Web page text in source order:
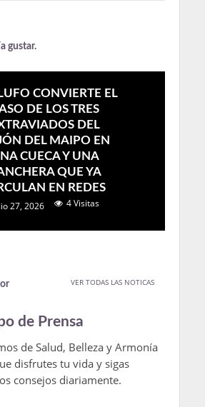
gustar.
CONVIERTE EL
DE LOS TRES
DEL
DEL MAIPO EN
CUECA Y UNA
QUE YA
EN REDES
27, 2026 4 Visitas
VER TODAS LAS NOTICAS
de Prensa
de Salud, Belleza y Armonía
disfrutes tu vida y sigas
consejos diariamente.